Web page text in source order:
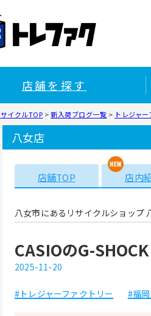
店舗を探す
イクルTOP >新入荷ブログ一覧 > トレジャ
八女店
店舗TOP 店内
八女市にあるリサイクルショップ
CASIOのG-
2025-11-20
#トレジャーファクトリー #福